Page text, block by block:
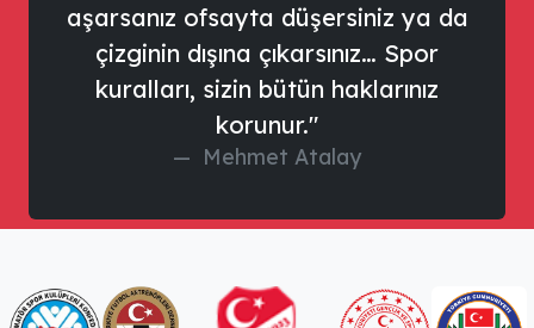
aşarsanız ofsayta düşersiniz ya da
çizginin dışına çıkarsınız… Spor
kuralları, sizin bütün haklarınız
korunur."
Mehmet Atalay